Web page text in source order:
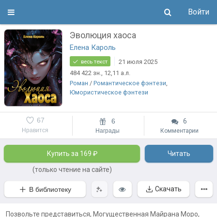
Войти
Эволюция хаоса
Елена Кароль
весь текст
21 июля 2025
484 422 зн., 12,11 а.л.
Роман / Романтическое фэнтези,
Юмористическое фэнтези
Нравится
67 6
Награды
6
Комментарии
Купить за 169 ₽
(только чтение на сайте)
Читать
В библиотеку Скачать
Позвольте представиться, Могущественная Майрана Моро,